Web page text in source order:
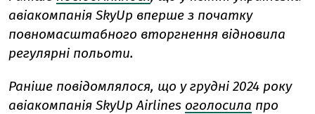
авіакомпанія SkyUp вперше з початку
повномасштабного вторгнення відновила
регулярні польоти.
Раніше повідомлялося, що у грудні 2024 року
авіакомпанія SkyUp Airlines оголосила про